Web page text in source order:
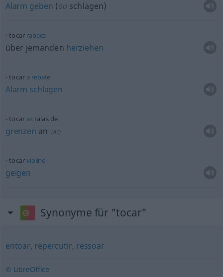
Alarm geben (ou schlagen)
tocar rabeca
über jemanden herziehen
tocar a rebate
Alarm schlagen
tocar asraias de
grenzen an (AC)
tocarviolino
geigen
Synonyme für "tocar"
entoar, repercutir, ressoar
© LibreOffice